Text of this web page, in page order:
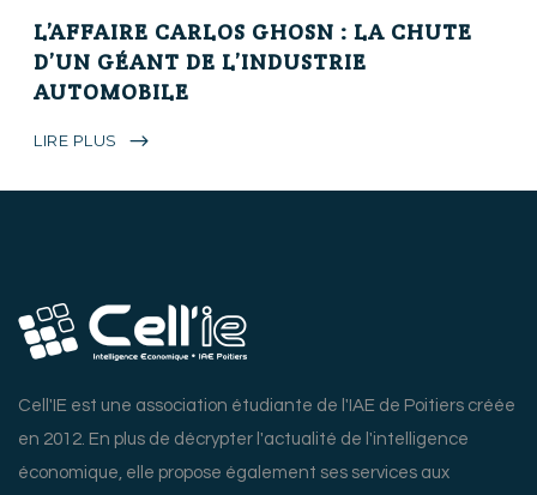
L’AFFAIRE CARLOS GHOSN : LA CHUTE
D’UN GÉANT DE L’INDUSTRIE
AUTOMOBILE
LIRE PLUS
Cell'IE est une association étudiante de l'IAE de Poitiers créée
en 2012. En plus de décrypter l'actualité de l'intelligence
économique, elle propose également ses services aux